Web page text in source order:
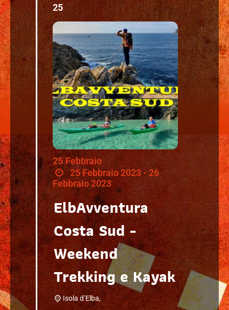
25
25 Febbraio
25 Febbraio 2023 - 26
Febbraio 2023
ElbAvventura
Costa Sud -
Weekend
Trekking e Kayak
Isola d’Elba,